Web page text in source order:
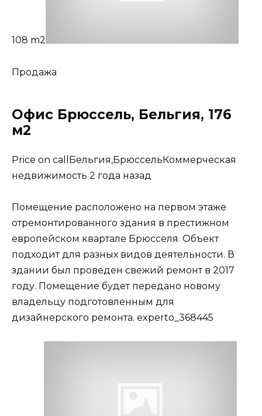
108 m2
Продажа
Офис Брюссель, Бельгия, 176
м2
Price on callБельгия,БрюссельКоммерческая
недвижимость 2 года назад
Помещение расположено на первом этаже
отремонтированного здания в престижном
европейском квартале Брюсселя. Объект
подходит для разных видов деятельности. В
здании был проведен свежий ремонт в 2017
году. Помещение будет передано новому
владельцу подготовленным для
дизайнерского ремонта. experto_368445